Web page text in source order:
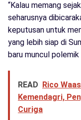
“Kalau memang
seharusnya
keputusan untuk
yang lebih siap di
baru muncul
READ
Rico
Kemendagri,
Curiga